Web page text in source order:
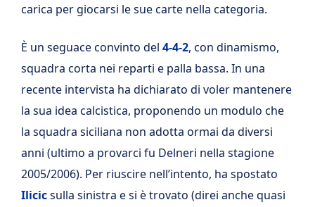
carica per giocarsi le sue carte nella categoria.
È un seguace convinto del 4-4-2, con dinamismo,
squadra corta nei reparti e palla bassa. In una
recente intervista ha dichiarato di voler mantenere
la sua idea calcistica, proponendo un modulo che
la squadra siciliana non adotta ormai da diversi
anni (ultimo a provarci fu Delneri nella stagione
2005/2006). Per riuscire nell’intento, ha spostato
Ilicicsulla sinistra e si è trovato (direi anche quasi